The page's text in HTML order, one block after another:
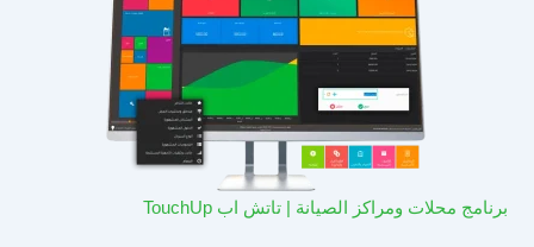
برنامج محلات ومراكز الصيانة | تاتش اب TouchUp